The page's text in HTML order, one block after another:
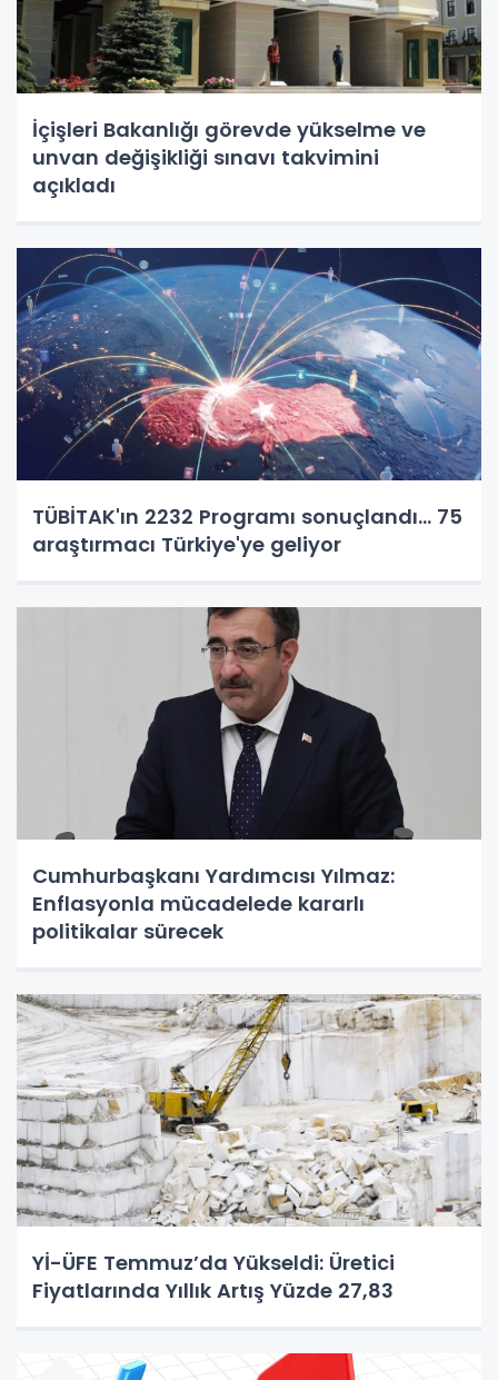
İçişleri Bakanlığı görevde yükselme ve
unvan değişikliği sınavı takvimini
açıkladı
TÜBİTAK'ın 2232 Programı sonuçlandı... 75
araştırmacı Türkiye'ye geliyor
Cumhurbaşkanı Yardımcısı Yılmaz:
Enflasyonla mücadelede kararlı
politikalar sürecek
Yİ-ÜFE Temmuz’da Yükseldi: Üretici
Fiyatlarında Yıllık Artış Yüzde 27,83